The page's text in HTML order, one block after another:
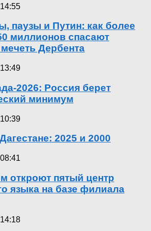
паузы и Путин: как более
миллионов спасают
Дербента
2026: Россия берет
минимум
2025 и 2000
откроют пятый центр
языка на базе филиала